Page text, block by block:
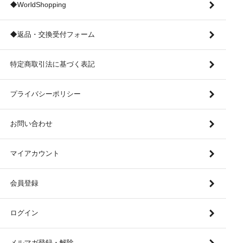
◆WorldShopping
◆返品・交換受付フォーム
特定商取引法に基づく表記
プライバシーポリシー
お問い合わせ
マイアカウント
会員登録
ログイン